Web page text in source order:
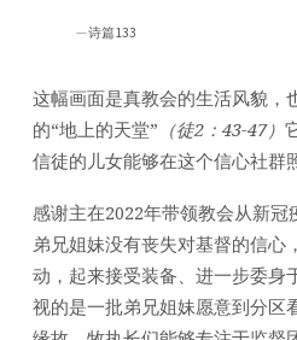
诗篇133
这幅画面是真教会的生活风貌，
的“地上的天堂” （徒2： 43-47）
信徒的儿女能够在这个信心社群
感谢主在2022年带领教会从新冠
弟兄姐妹没有丧失对基督的信心
动，起来接受装备、进一步委身
视的是一批弟兄姐妹愿意到分区